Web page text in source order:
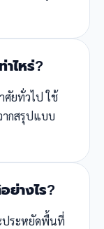
ไหร่?
ศัยทั่วไป ใช้
ากสรุปแบบ
างไร?
ประหยัดพื้นที่